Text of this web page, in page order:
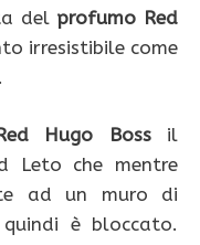
del profumo Red
irresistibile come
Hugo Bossil
Leto che mentre
ad un muro di
è bloccato.